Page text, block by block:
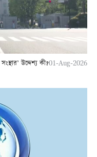
উদ্দেশ্য কী?01-Aug-2026